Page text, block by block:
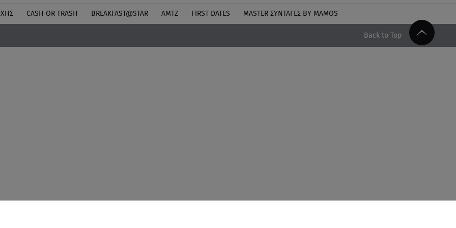
CASH OR TRASH BREAKFAST@STAR ΑΜΤΖ FIRST DATES MASTER ΣΥΝΤΑΓΈΣ BY MAMOS
Back to Top